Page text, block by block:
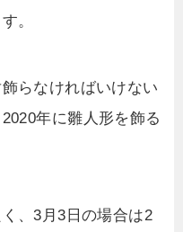
。
らなければいけない
年に雛人形を飾る
、3月3日の場合は2